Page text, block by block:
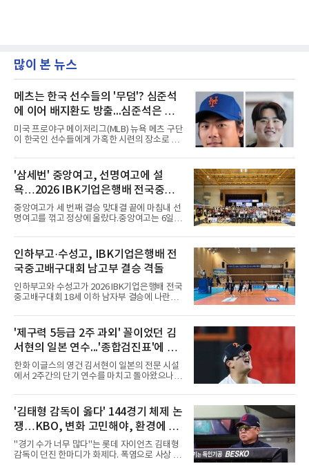
많이 본 뉴스
메츠는 한국 선수들의 '무덤'? 심준석
에 이어 배지환도 방출...심준석은 이
미 귀국, 배지환은 미국 잔류할 듯
미국 프로야구 메이저리그(MLB) 뉴욕 메츠 구단
이 한국인 선수들에게 가혹한 시련의 장소로 전
대형 유망주로 기대를 모았던 투수 심준석에 이
어, 빅리그 경력을 지닌 내외야수 배지환까지 연
달아 뉴욕 메츠 산하 마이너리그에서 방출 통보
를 받는 아픔을 겪었다. 두 선수의 동반 이탈은
메츠 구단이 유독 한국 선수들에게 '기회의 땅'이
아닌 '무덤'처럼 작용하고 있음을 방증하고 있다.
고교 시절 시속 160km에 달하는 강속구로 큰 스
리츠와 마이애미 말린스를 거쳐 메츠에 둥지를
틀며 반등을 노렸으나
'삼세번' 중앙여고, 선명여고에 설
욕…2026 IBK기업은행배 전국중고
배구대회 우승
중앙여고가 세 번째 결승 맞대결 끝에 마침내 선
명여고를 꺾고 정상에 올랐다.중앙여고는 6일
행배 전국중고배구대회 18세 이하 여자부 결승
에서 선명여고를 세트스코어 3-1(13-25, 25-14,
25-17, 25-10)로 물리치고 우승을 차지했다.첫
세트를 13-25로 내주며 불안하게 출발한 중앙여
고는 이후 조직력을 되찾아 2세트부터 경기 주
도권을 완전히 장악했다. 강한 서브와 탄탄한 수
비를 앞세워 내리 세 세트를 따내며 짜릿한 역전
권대회 결승에서 모두 선명여고에 패해 준우승
에 머물렀다. 그러나 세 번째
인하부고·수성고, IBK기업은행배 전
국중고배구대회 남고부 결승 격돌
인하부고와 수성고가 2026 IBK기업은행배 전국
중고배구대회 18세 이하 남자부 결승에 나란히
하부고는 5일 충북 제천실내체육관에서 열린 대
회 남자 18세 이하부 준결승에서 남성고를 세트
스코어 3-1(25-17, 17-25, 25-21, 25-17)로 꺾
고 결승행 티켓을 따냈다. 인하부고는 높은 공격
성공률을 앞세워 경기 주도권을 잡으며 승리를
거뒀다.수성고도 준결승에서 속초고를 상대로
안정된 조직력을 바탕으로 3-1(25-23, 25-16,
고는 인하부고와 우승을 다툴 기회를 잡았다.여
자 18세 이하부에서는 중앙여고
'제구력 5등급 2주 과외' 꼴이었던 김
서현의 일본 연수...'종합검진표'에 불
과
한화 이글스의 영건 김서현이 일본의 전문 시설
에서 2주간의 단기 연수를 마치고 돌아왔으나,
출하며 야구 팬들과 전문가들 사이에 씁쓸한 뒷
맛을 남기고 있다.출국 당시만 해도 선수의 고질
적인 제구 문제를 해결할 특효약이 될 것처럼 포
장되었던 이번 연수는, 뚜껑을 열어보니 '제구력
5등급에게 2주짜리 족집게 과외를 붙여 1등급을
기대한 꼴'이었다는 냉정한 평가를 피하기 어렵
게 됐다.야구에서 투수의 제구력은 오랜 시간 투
'김태형 감독이 옳다' 144경기 체제 논
쟁…KBO, 변화 고민해야, 환경에 맞
는 경기 수가 바람직
"경기 수가 너무 많다"는 롯데 자이언츠 김태형
감독이 던진 한마디가 화제다. 폭염으로 사상 초